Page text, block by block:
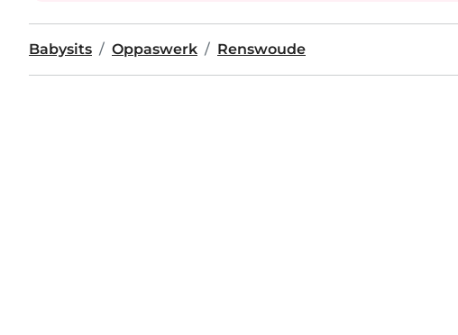
Babysits Oppaswerk Renswoude